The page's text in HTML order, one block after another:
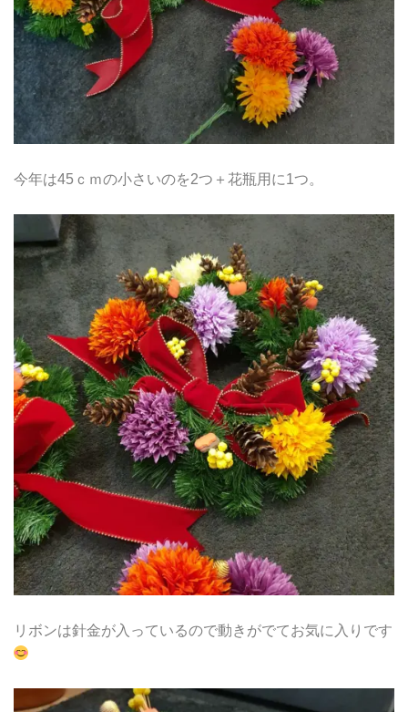
今年は45ｃｍの小さいのを2つ＋花瓶用に1つ。
リボンは針金が入っているので動きがでてお気に入りです